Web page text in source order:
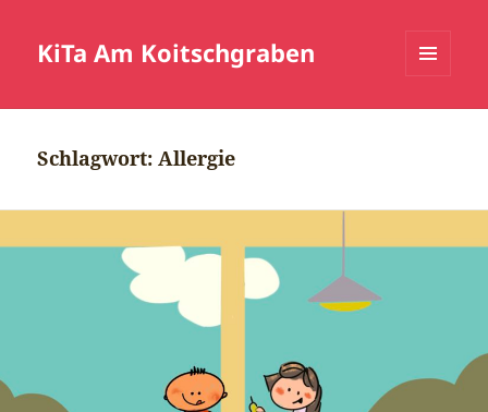
KiTa Am Koitschgraben
Schlagwort:Allergie